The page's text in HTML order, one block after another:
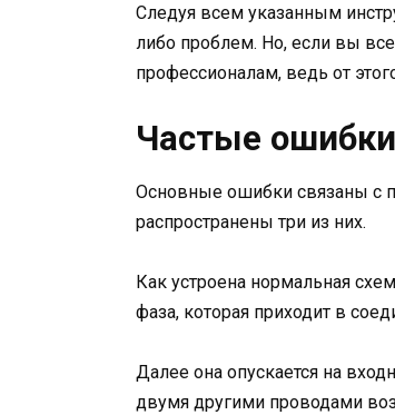
Следуя всем указанным
либо проблем. Но, если вы
профессионалам, ведь от
Частые
Основные ошибки связаны с
распространены три из них.
Как устроена нормальная
фаза, которая приходит в
Далее она опускается на
двумя другими проводами